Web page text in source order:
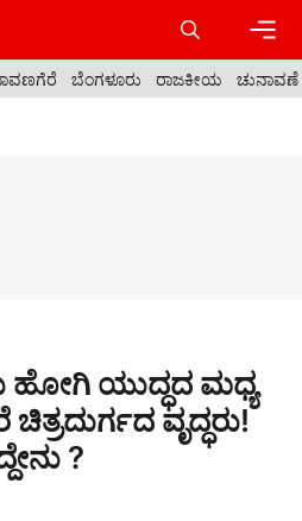
ಬೆಂಗಳೂರು ರಾಜಕೀಯ ಚುನಾವಣೆ
ಹೋಗಿ ಯುದ್ಧದ ಮಧ್ಯ
ವೃದ್ಧರು!
?